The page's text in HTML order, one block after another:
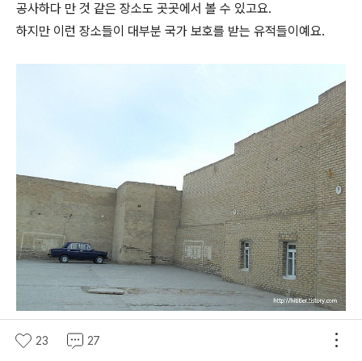
공사하다 만 것 같은 장소도 곳곳에서 볼 수 있고요.
하지만 이런 장소들이 대부분 국가 보호를 받는 유적들이예요.
낙서가 된 이 낡은 건물도 19세기에 지어진 바로이 코흐나 카르반
23 27